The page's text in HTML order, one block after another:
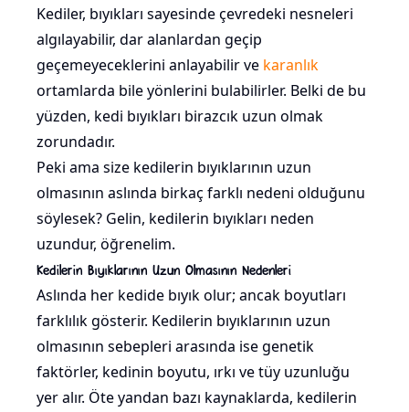
Kediler, bıyıkları sayesinde çevredeki nesneleri
algılayabilir, dar alanlardan geçip
geçemeyeceklerini anlayabilir ve karanlık
ortamlarda bile yönlerini bulabilirler. Belki de bu
yüzden, kedi bıyıkları birazcık uzun olmak
zorundadır.
Peki ama size kedilerin bıyıklarının uzun
olmasının aslında birkaç farklı nedeni olduğunu
söylesek? Gelin, kedilerin bıyıkları neden
uzundur, öğrenelim.
Kedilerin Bıyıklarının Uzun Olmasının Nedenleri
Aslında her kedide bıyık olur; ancak boyutları
farklılık gösterir. Kedilerin bıyıklarının uzun
olmasının sebepleri arasında ise genetik
faktörler, kedinin boyutu, ırkı ve tüy uzunluğu
yer alır. Öte yandan bazı kaynaklarda, kedilerin